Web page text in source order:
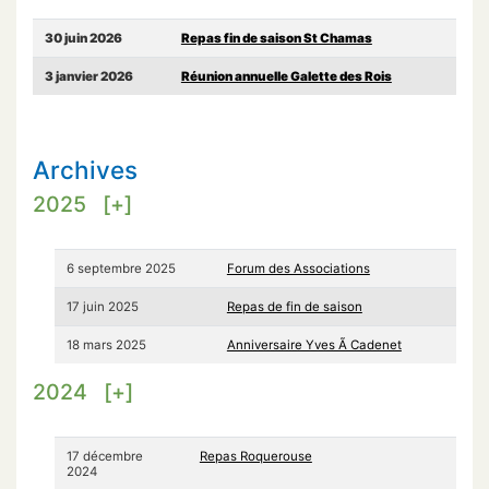
30 juin 2026 Repas fin de saison St Chamas
3 janvier 2026 Réunion annuelle Galette des Rois
Archives
2025 [+]
6 septembre 2025 Forum des Associations
17 juin 2025 Repas de fin de saison
18 mars 2025 Anniversaire Yves Ã Cadenet
2024 [+]
17 décembre
2024
Repas Roquerouse